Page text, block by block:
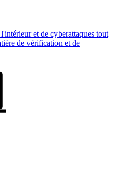
et de cyberattaques tout
de vérification et de